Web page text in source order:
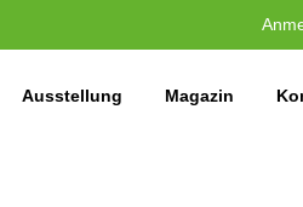
Ausstellung Magazin